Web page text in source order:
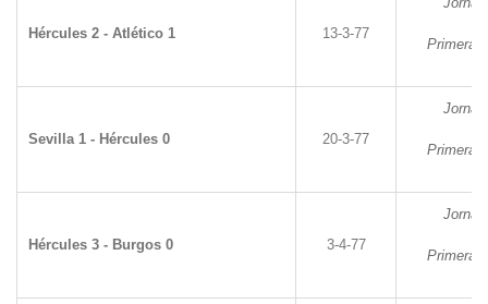
Hércules 2 - Atlético 1 13-3-77
Primera
Sevilla 1 - Hércules 0 20-3-77
Primera
Hércules 3 - Burgos 0 3-4-77
Primera